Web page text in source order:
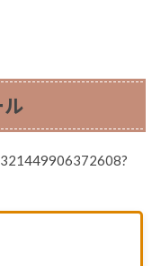
ル